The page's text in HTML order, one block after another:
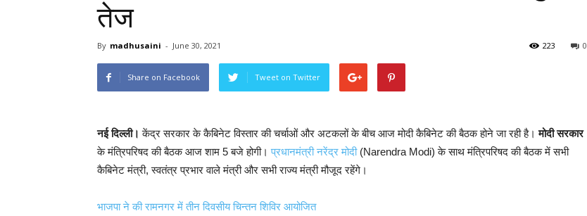
तेज
By madhusaini - June 30, 2021 0
223
Share on Facebook Tweet on Twitter
नई दिल्ली। केंद्र सरकार के कैबिनेट विस्तार की चर्चाओं और अटकलों के बीच आज मोदी कैबिनेट की बैठक होने जा रही है।मोदी सरकार
के मंत्रिपरिषद की बैठक आज शाम 5 बजे होगी।प्रधानमंत्री नरेंद्र मोदी(Narendra Modi) के साथ मंत्रिपरिषद की बैठक में सभी
कैबिनेट मंत्री, स्वतंत्र प्रभार वाले मंत्री और सभी राज्य मंत्री मौजूद रहेंगे।
भाजपा ने की रामनगर में तीन दिवसीय चिन्तन शिविर आयोजित